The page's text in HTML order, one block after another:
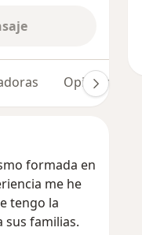
Opiniones (90)
formada en
me he
tengo la
sus familias.